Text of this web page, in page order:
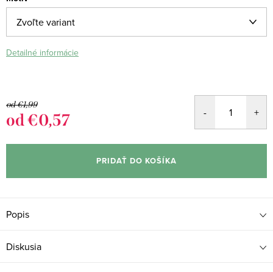
Detailné informácie
od €1,99
od€0,57
cena:
PRIDAŤ DO KOŠÍKA
Popis
Diskusia